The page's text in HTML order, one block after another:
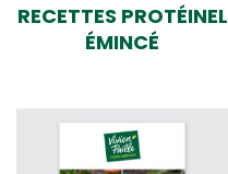
RECETTES PROTÉINEL
ÉMINCÉ